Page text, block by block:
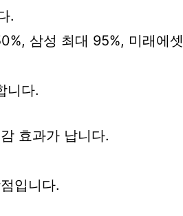
.
삼성 최대 95%, 미래에셋
니다.
효과가 납니다.
입니다.